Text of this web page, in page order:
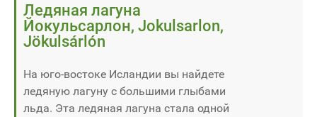
Ледяная лагуна
Йокульсарлон, Jokulsarlon,
Jökulsárlón
На юго-востоке Исландии вы найдете
ледяную лагуну с большими глыбами
льда. Эта ледяная лагуна стала одной